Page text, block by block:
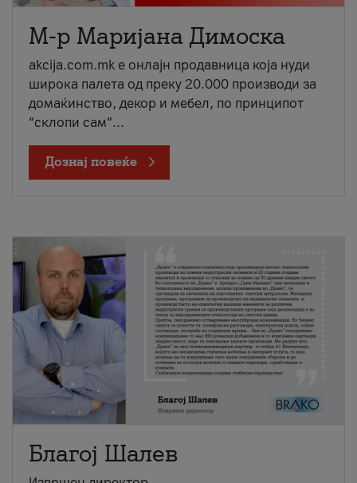
М-р Маријана Димоска
akcija.com.mk е онлајн продавница која нуди
широка палета од преку 20.000 производи за
домаќинство, декор и мебел, по принципот
“склопи сам“...
Дознај повеќе
Благој Шалев